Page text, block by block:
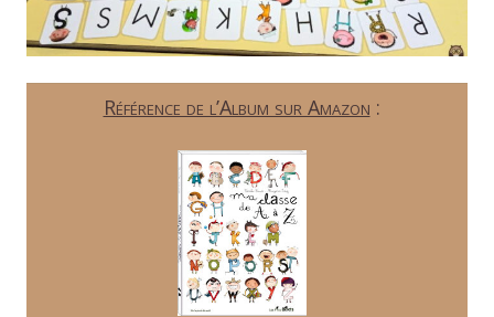
Référence de l’Album sur Amazon :